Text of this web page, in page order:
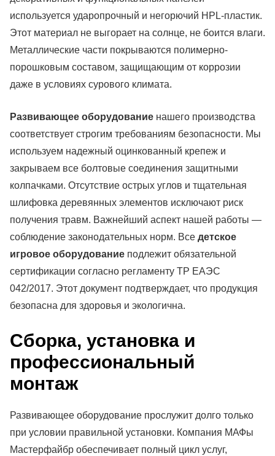
используется ударопрочный и негорючий HPL-пластик.
Этот материал не выгорает на солнце, не боится влаги.
Металлические части покрываются полимерно-
порошковым составом, защищающим от коррозии
даже в условиях сурового климата.
Развивающее оборудование нашего производства
соответствует строгим требованиям безопасности. Мы
используем надежный оцинкованный крепеж и
закрываем все болтовые соединения защитными
колпачками. Отсутствие острых углов и тщательная
шлифовка деревянных элементов исключают риск
получения травм. Важнейший аспект нашей работы —
соблюдение законодательных норм. Все детское
игровое оборудование подлежит обязательной
сертификации согласно регламенту ТР ЕАЭС
042/2017. Этот документ подтверждает, что продукция
безопасна для здоровья и экологична.
Сборка, установка и
профессиональный
монтаж
Развивающее оборудование прослужит долго только
при условии правильной установки. Компания МАФы
Мастерфайбр обеспечивает полный цикл услуг,